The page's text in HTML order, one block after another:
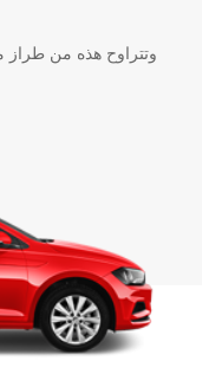
وتتراوح هذه من طراز